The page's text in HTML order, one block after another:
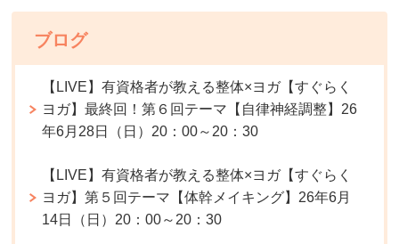
ブログ
【LIVE】有資格者が教える整体×ヨガ【すぐらく
ヨガ】最終回！第６回テーマ【自律神経調整】26
年6月28日（日）20：00～20：30
【LIVE】有資格者が教える整体×ヨガ【すぐらく
ヨガ】第５回テーマ【体幹メイキング】26年6月
14日（日）20：00～20：30